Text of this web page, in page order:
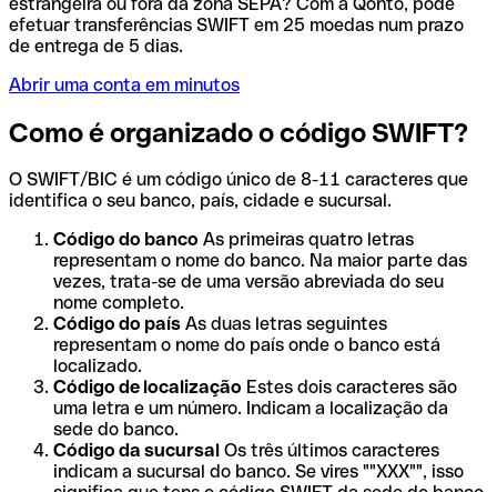
efetuar transferências SWIFT em 25 moedas num prazo
de entrega de 5 dias.
Abrir uma conta em minutos
Como é organizado o código SWIFT?
O SWIFT/BIC é um código único de 8-11 caracteres que
identifica o seu banco, país, cidade e sucursal.
Código do banco As primeiras quatro letras
representam o nome do banco. Na maior parte das
vezes, trata-se de uma versão abreviada do seu
nome completo.
Código do país As duas letras seguintes
representam o nome do país onde o banco está
localizado.
Código de localização Estes dois caracteres são
uma letra e um número. Indicam a localização da
sede do banco.
Código da sucursal Os três últimos caracteres
indicam a sucursal do banco. Se vires ""XXX"", isso